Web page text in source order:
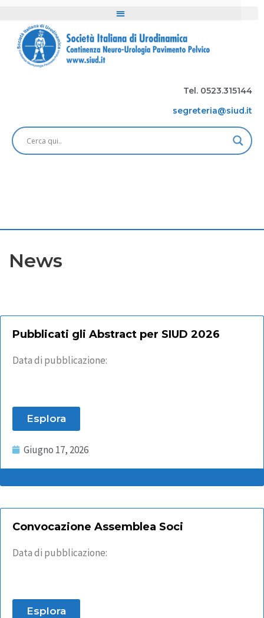
Tel. 0523.315144
segreteria@siud.it
News
Pubblicati gli Abstract per SIUD 2026
Data di pubblicazione:
Esplora
Giugno 17, 2026
Convocazione Assemblea Soci
Data di pubblicazione:
Esplora